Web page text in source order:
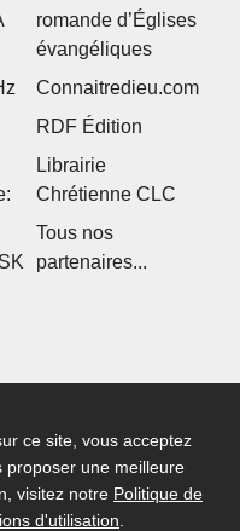
romande d’Églises
évangéliques
Connaitredieu.com
RDF Édition
Librairie
Chrétienne CLC
Tous nos
partenaires...
ce site, vous acceptez
proposer une meilleure
visitez notre Politique de
d'utilisation